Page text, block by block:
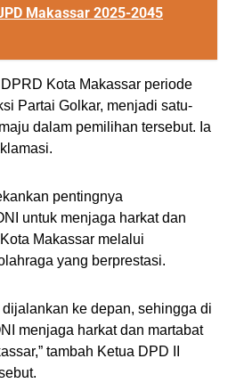
Makassar 2025-2045
Kota Makassar periode
Partai Golkar, menjadi satu-
dalam pemilihan tersebut. Ia
pentingnya
untuk menjaga harkat dan
Makassar melalui
yang berprestasi.
ke depan, sehingga di
menjaga harkat dan martabat
tambah Ketua DPD II